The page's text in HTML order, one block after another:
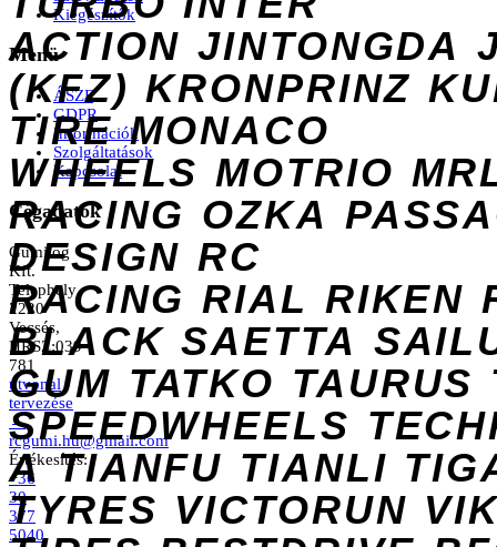
ACTION JINTONGDA
(KFZ) KRONPRINZ
TIRE MONACO
WHEELS MOTRIO
RACING OZKA
DESIGN RC
RACING RIAL RIKEN
BLACK SAETTA
GUM TATKO TAURUS
SPEEDWHEELS
A TIANFU TIANLI
TYRES VICTORUN
Kiegészítők
Menü
ÁSZF
GDPR
Információk
Szolgáltatások
Kapcsolat
Cégadatok
Gumilog
Kft.
Telephely
2220
Vecsés,
HRSZ:039
781
útvonal
tervezése
→
rcgumi.hu@gmail.com
Értékesítés:
+36
30
377
5040